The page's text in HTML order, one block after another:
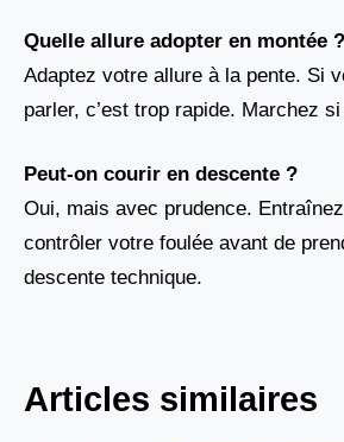
Quelle allure adopter en montée ?
Adaptez votre allure à la pente. Si
parler, c’est trop rapide. Marchez
Peut-on courir en descente ?
Oui, mais avec prudence.
contrôler votre foulée avant de
descente technique.
Articles similaires